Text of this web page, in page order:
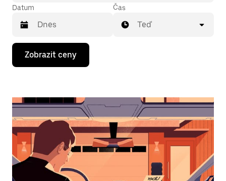
Datum
Stisknutím
klávesy
se
kalendář
vybrat
datum.
Stisknutím
klávesy
Esc
zavřeš
kalendář.
Čas
Teď
Zobrazit ceny